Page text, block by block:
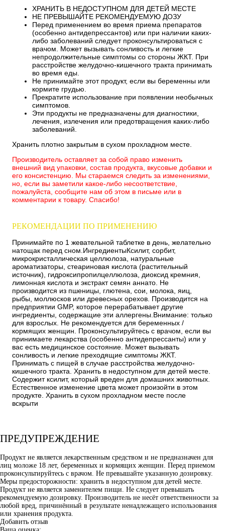
ХРАНИТЬ В НЕДОСТУПНОМ ДЛЯ ДЕТЕЙ МЕСТЕ
НЕ ПРЕВЫШАЙТЕ РЕКОМЕНДУЕМУЮ ДОЗУ
Перед применением во время приема препаратов
(особенно антидепрессантов) или при наличии каких-
либо заболеваний следует проконсультироваться с
врачом. Может вызывать сонливость и легкие
непродолжительные симптомы со стороны ЖКТ. При
расстройстве желудочно-кишечного тракта принимать
во время еды.
Не принимайте этот продукт, если вы беременны или
кормите грудью.
Прекратите использование при появлении необычных
симптомов.
Эти продукты не предназначены для диагностики,
лечения, излечения или предотвращения каких-либо
заболеваний.
Хранить плотно закрытым в сухом прохладном месте.
Производитель оставляет за собой право изменить
внешний вид упаковки, состав продукта, вкусовые добавки и
его консистенцию. Мы стараемся следить за изменениями,
но, если вы заметили какое-либо несоответствие,
пожалуйста, сообщите нам об этом в письме или в
комментарии к товару. Спасибо!
РЕКОМЕНДАЦИИ ПО ПРИМЕНЕНИЮ
Принимайте по 1 жевательной таблетке в день, желательно
натощак перед сном.ИнгредиентыКсилит, сорбит,
микрокристаллическая целлюлоза, натуральные
ароматизаторы, стеариновая кислота (растительный
источник), гидроксипропилцеллюлоза, диоксид кремния,
лимонная кислота и экстракт семян аннато. Не
производится из пшеницы, глютена, сои, молока, яиц,
рыбы, моллюсков или древесных орехов. Производится на
предприятии GMP, которое перерабатывает другие
ингредиенты, содержащие эти аллергены.Внимание: только
для взрослых. Не рекомендуется для беременных /
кормящих женщин. Проконсультируйтесь с врачом, если вы
принимаете лекарства (особенно антидепрессанты) или у
вас есть медицинское состояние. Может вызывать
сонливость и легкие преходящие симптомы ЖКТ.
Принимать с пищей в случае расстройства желудочно-
кишечного тракта. Хранить в недоступном для детей месте.
Содержит ксилит, который вреден для домашних животных.
Естественное изменение цвета может произойти в этом
продукте. Хранить в сухом прохладном месте после
вскрыти
ПРЕДУПРЕЖДЕНИЕ
Продукт не является лекарственным средством и не предназначен для
лиц моложе 18 лет, беременных и кормящих женщин. Перед приемом
проконсультируйтесь с врачом. Не превышайте указанную дозировку.
Меры предосторожности: хранить в недоступном для детей месте.
Продукт не является заменителем пищи. Не следует превышать
рекомендуемую дозировку. Производитель не несёт ответственности за
любой вред, причинённый в результате ненадлежащего использования
или хранения продукта.
Добавить отзыв